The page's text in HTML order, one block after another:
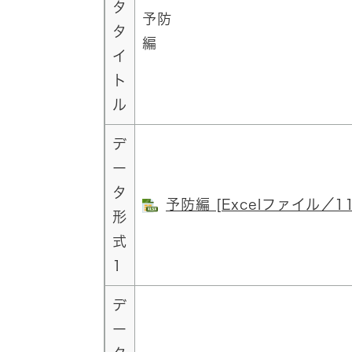
タ
タ
イ
ト
ル
予防
デ
ー
タ
形
式
1
予防編 [Excelファイル／
デ
ー